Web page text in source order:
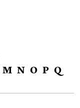
M N O P Q